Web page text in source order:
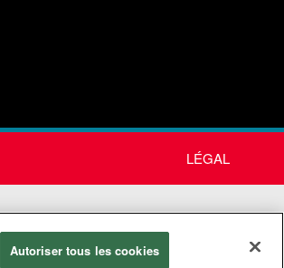
LÉGAL
Autoriser tous les cookies